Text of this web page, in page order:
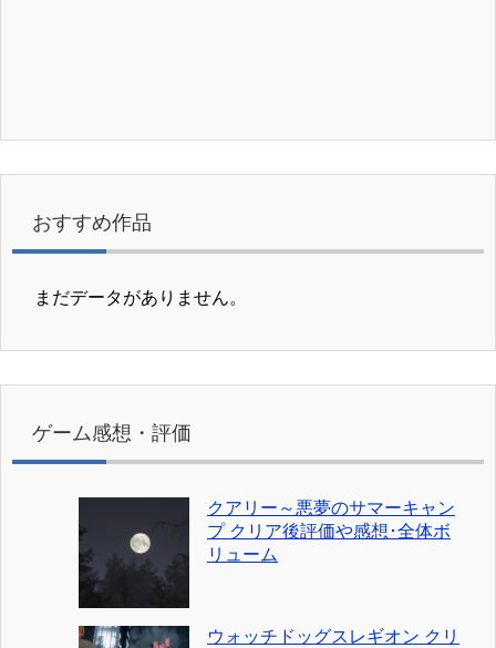
おすすめ作品
まだデータがありません。
ゲーム感想・評価
クアリー～悪夢のサマーキャン
プ クリア後評価や感想･全体ボ
リューム
ウォッチドッグスレギオン クリ